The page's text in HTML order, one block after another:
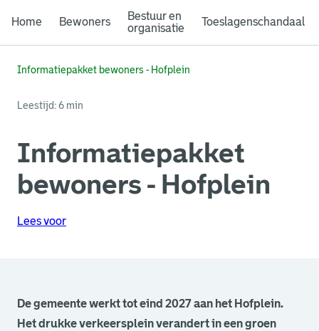
Home Bewoners
Bestuur en
organisatie
Toeslagenschandaal
Informatiepakket bewoners - Hofplein
Leestijd: 6 min
Informatiepakket
bewoners - Hofplein
Lees voor
De gemeente werkt tot eind 2027 aan het Hofplein.
Het drukke verkeersplein verandert in een groen